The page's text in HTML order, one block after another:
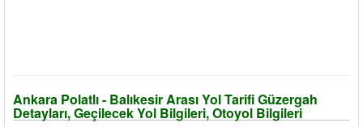
Ankara Polatlı - Balıkesir Arası Yol Tarifi Güzergah
Detayları, Geçilecek Yol Bilgileri, Otoyol Bilgileri